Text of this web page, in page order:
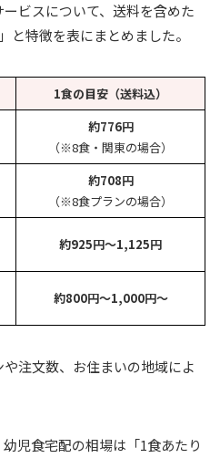
ビスについて、送料を含めた
と特徴を表にまとめました。
1食の目安（送料込）
約776円
（※8食・関東の場合）
約708円
（※8食プランの場合）
約925円〜1,125円
約800円〜1,000円〜
注文数、お住まいの地域によ
児食宅配の相場は「1食あたり